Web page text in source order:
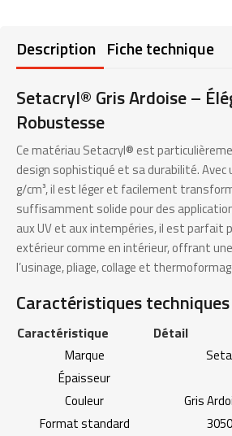
Description Fiche technique
Setacryl® Gris Ardoise –
Robustesse
Ce matériau Setacryl® est
design sophistiqué et sa durabilité. Avec
g/cm³, il est léger et facilement
suffisamment solide pour des
aux UV et aux intempéries, il est parfait
extérieur comme en intérieur, offrant
l’usinage, pliage, collage et
Caractéristiques
Caractéristique Détail
Marque
Épaisseur
Couleur
Gris
Format standard